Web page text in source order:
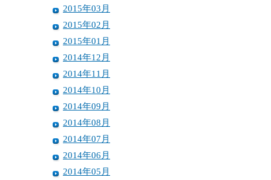
2015年03月
2015年02月
2015年01月
2014年12月
2014年11月
2014年10月
2014年09月
2014年08月
2014年07月
2014年06月
2014年05月